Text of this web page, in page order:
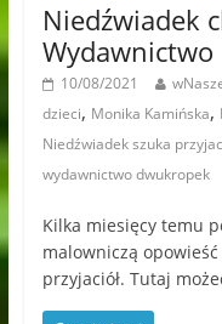
Niedźwiadek
Wydawnictwo
10/08/2021
dzieci, Monika Kamińska,
Niedźwiadek szuka
wydawnictwo dwukropek
Kilka miesięcy temu
malowniczą
przyjaciół. Tutaj